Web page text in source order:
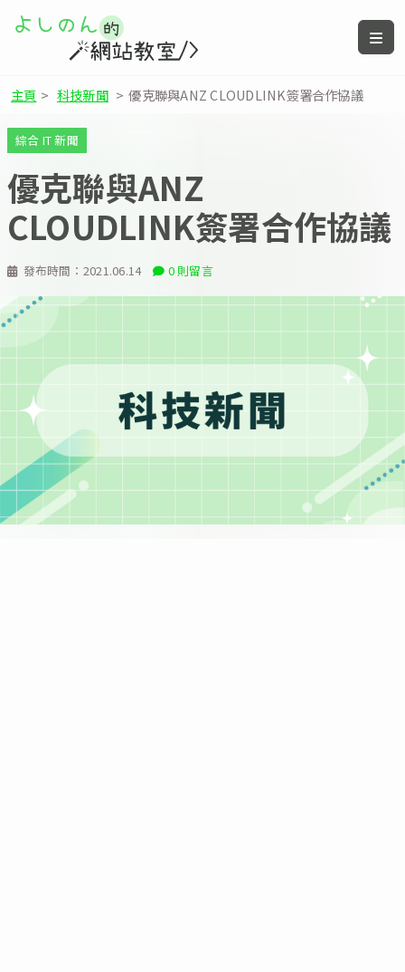
主頁 > 科技新聞 > 優克聯與ANZ CLOUDLINK簽署合作協議
發布時間： 2021.06.14 0 則留言
綜合 IT 新聞
優克聯與ANZ
CLOUDLINK簽署合作協議